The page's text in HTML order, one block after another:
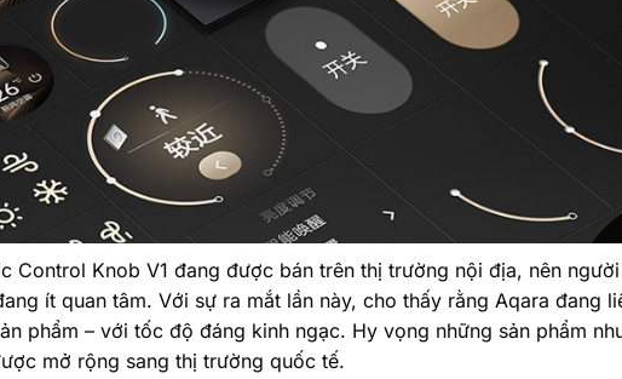
Control Knob V1 đang được bán trên thị trường nội địa, nên
ít quan tâm. Với sự ra mắt lần này, cho thấy rằng Aqara đang
phẩm – với tốc độ đáng kinh ngạc. Hy vọng những sản phẩm
mở rộng sang thị trường quốc tế.